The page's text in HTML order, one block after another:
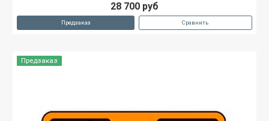
28 700 руб
Предзаказ Сравнить
Предзаказ